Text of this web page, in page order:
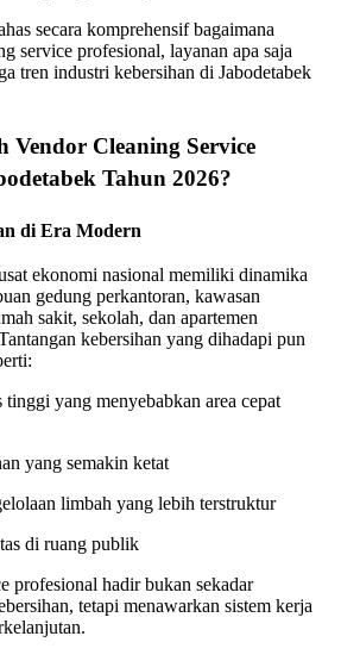
secara komprehensif bagaimana
service profesional, layanan apa saja
tren industri kebersihan di Jabodetabek
Vendor Cleaning Service
Tahun 2026?
di Era Modern
ekonomi nasional memiliki dinamika
gedung perkantoran, kawasan
sakit, sekolah, dan apartemen
kebersihan yang dihadapi pun
yang menyebabkan area cepat
yang semakin ketat
limbah yang lebih terstruktur
di ruang publik
profesional hadir bukan sekadar
tetapi menawarkan sistem kerja